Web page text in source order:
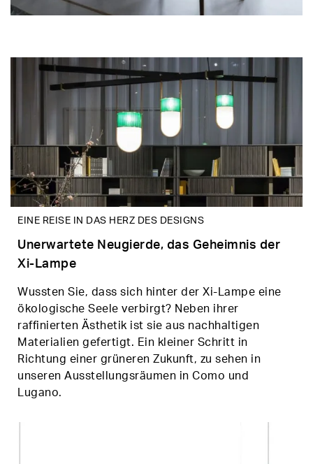
EINE REISE IN DAS HERZ DES DESIGNS
Unerwartete Neugierde, das Geheimnis der
Xi-Lampe
Wussten Sie, dass sich hinter der Xi-Lampe eine
ökologische Seele verbirgt? Neben ihrer
raffinierten Ästhetik ist sie aus nachhaltigen
Materialien gefertigt. Ein kleiner Schritt in
Richtung einer grüneren Zukunft, zu sehen in
unseren Ausstellungsräumen in Como und
Lugano.